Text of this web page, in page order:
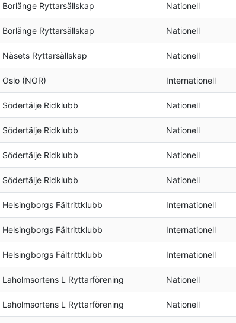
Borlänge Ryttarsällskap Nationell
Borlänge Ryttarsällskap Nationell
Näsets Ryttarsällskap Nationell
Oslo (NOR) Internationell
Södertälje Ridklubb Nationell
Södertälje Ridklubb Nationell
Södertälje Ridklubb Nationell
Södertälje Ridklubb Nationell
Helsingborgs Fältrittklubb Internationell
Helsingborgs Fältrittklubb Internationell
Helsingborgs Fältrittklubb Internationell
Laholmsortens L Ryttarförening Nationell
Laholmsortens L Ryttarförening Nationell